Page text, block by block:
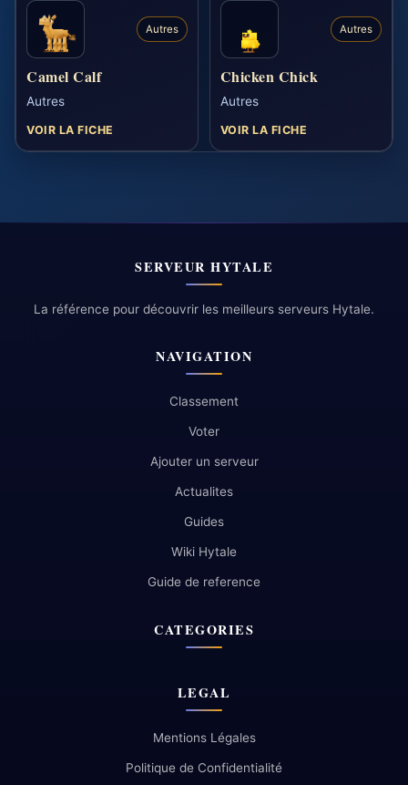
Autres
Camel Calf
Autres
VOIR LA FICHE
Autres
Chicken Chick
Autres
VOIR LA FICHE
SERVEUR HYTALE
La référence pour découvrir les meilleurs serveurs Hytale.
NAVIGATION
Classement
Voter
Ajouter un serveur
Actualites
Guides
Wiki Hytale
Guide de reference
CATEGORIES
LEGAL
Mentions Légales
Politique de Confidentialité